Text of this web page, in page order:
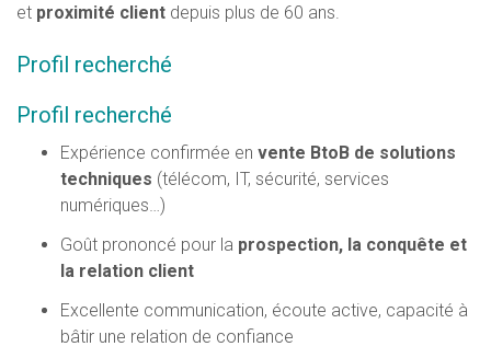
et proximité client depuis plus de 60 ans.
Profil recherché
Profil recherché
Expérience confirmée en vente BtoB de solutions
techniques (télécom, IT, sécurité, services
numériques…)
Goût prononcé pour la prospection, la conquête et
la relation client
Excellente communication, écoute active, capacité à
bâtir une relation de confiance